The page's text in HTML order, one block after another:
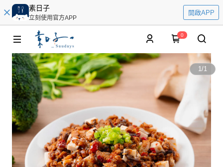
素日子
立刻使用官方APP
開啟APP
0
1/1